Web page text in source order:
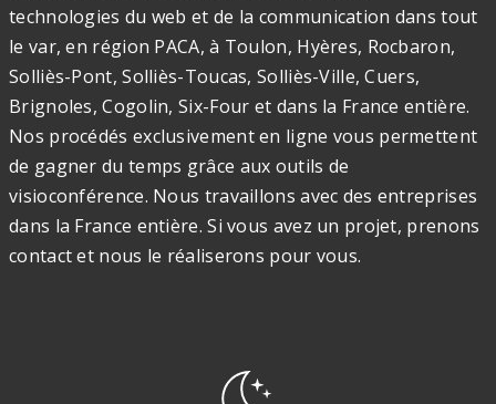
technologies du web et de la communication dans tout
le var, en région PACA, à Toulon, Hyères, Rocbaron,
Solliès-Pont, Solliès-Toucas, Solliès-Ville, Cuers,
Brignoles, Cogolin, Six-Four et dans la France entière.
Nos procédés exclusivement en ligne vous permettent
de gagner du temps grâce aux outils de
visioconférence. Nous travaillons avec des entreprises
dans la France entière. Si vous avez un projet, prenons
contact et nous le réaliserons pour vous.